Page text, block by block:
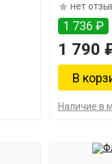
нет
1 736 ₽
1 790
Наличие в